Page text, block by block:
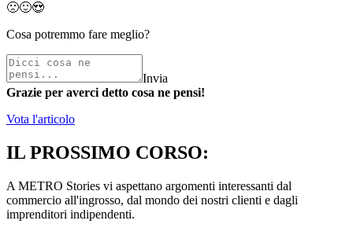
🙁🙂😍
Cosa potremmo fare meglio?
Invia
Grazie per averci detto cosa ne pensi!
Vota l'articolo
IL PROSSIMO CORSO:
A METRO Stories vi aspettano argomenti interessanti dal
commercio all'ingrosso, dal mondo dei nostri clienti e dagli
imprenditori indipendenti.